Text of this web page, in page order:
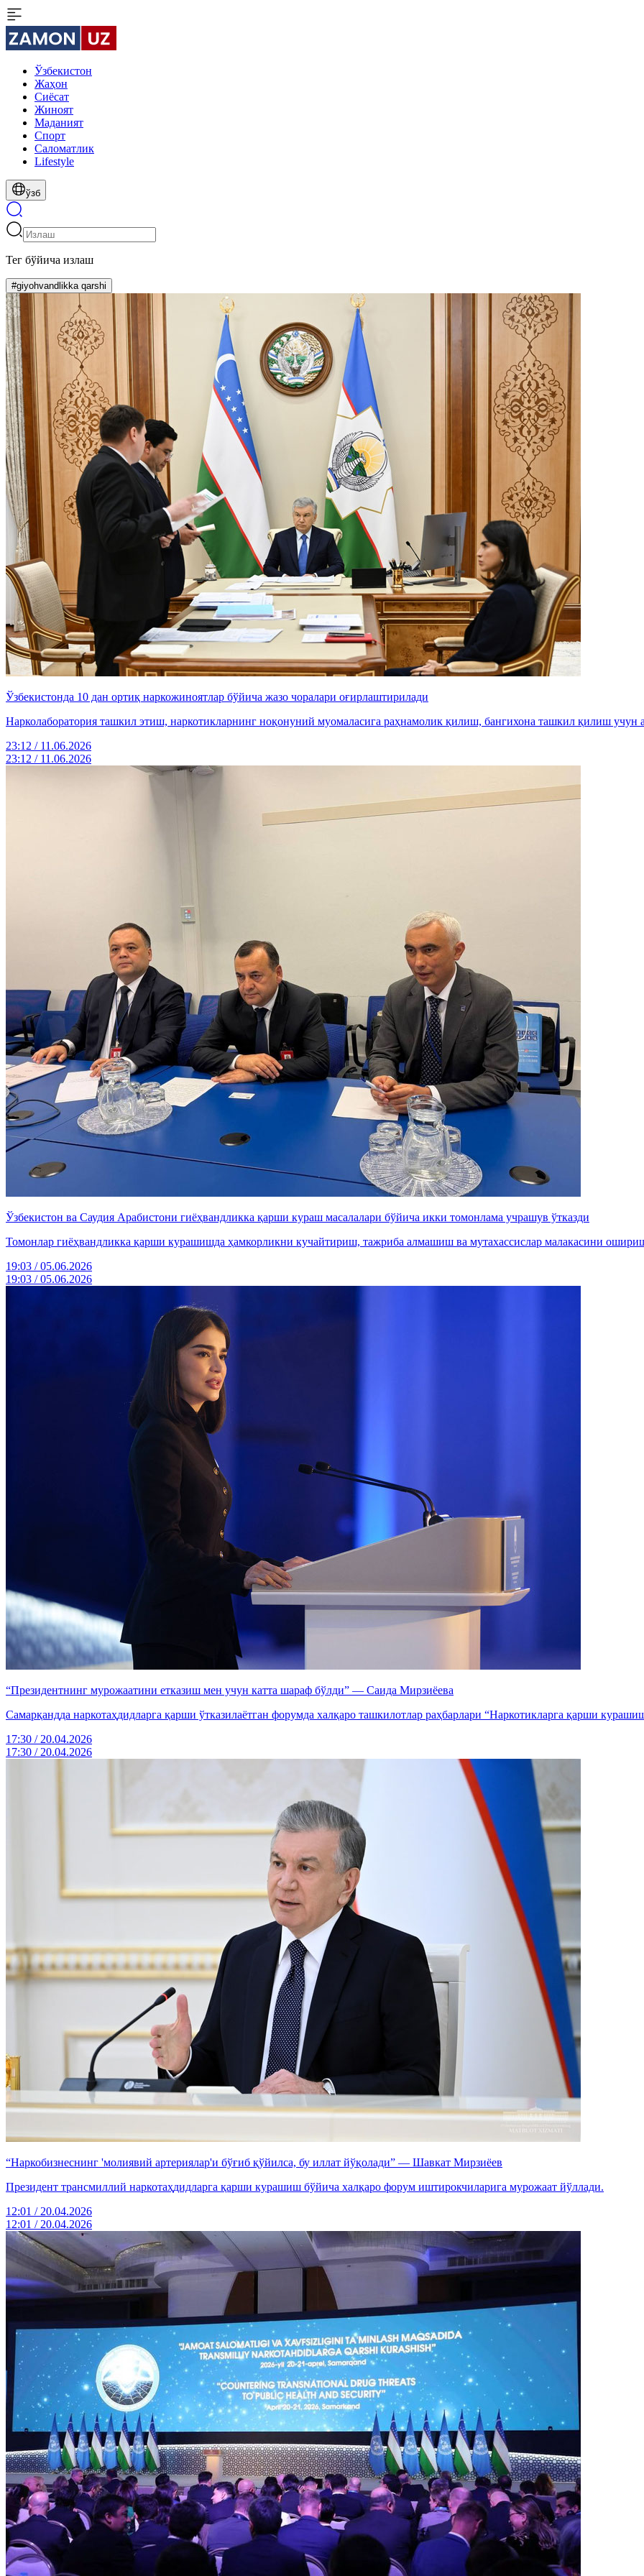
Ўзбекистон
Жаҳон
Сиёсат
Жиноят
Маданият
Спорт
Cаломатлик
Lifestyle
ўзб
Тег бўйича излаш
#giyohvandlikka qarshi
Ўзбекистонда 10 дан ортиқ наркожиноятлар бўйича жазо чоралари оғирлаштирилади
Нарколаборатория ташкил этиш, наркотикларнинг ноқонуний муомаласига раҳнамолик қилиш, бангихона ташкил қилиш учун
23:12 / 11.06.2026
23:12 / 11.06.2026
Ўзбекистон ва Саудия Арабистони гиёҳвандликка қарши кураш масалалари бўйича икки томонлама учрашув ўтказди
Томонлар гиёҳвандликка қарши курашишда ҳамкорликни кучайтириш, тажриба алмашиш ва мутахассислар малакасини
19:03 / 05.06.2026
19:03 / 05.06.2026
“Президентнинг мурожаатини етказиш мен учун катта шараф бўлди” — Саида Мирзиёева
Самарқандда наркотаҳдидларга қарши ўтказилаётган форумда халқаро ташкилотлар раҳбарлари “Наркотикларга қарши
17:30 / 20.04.2026
17:30 / 20.04.2026
“Наркобизнеснинг 'молиявий артериялар'и бўғиб қўйилса, бу иллат йўқолади” — Шавкат Мирзиёев
Президент трансмиллий наркотаҳдидларга қарши курашиш бўйича халқаро форум иштирокчиларига мурожаат йўллади.
12:01 / 20.04.2026
12:01 / 20.04.2026